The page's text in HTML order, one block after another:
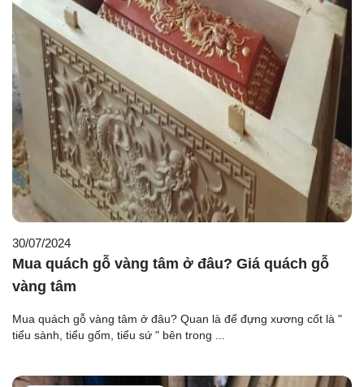
30/07/2024
Mua quách gỗ vàng tâm ở đâu? Giá quách gỗ
vàng tâm
Mua quách gỗ vàng tâm ở đâu? Quan là để đựng xương cốt là "
tiểu sành, tiểu gốm, tiểu sứ " bên trong ...